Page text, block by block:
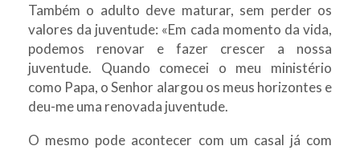
Também o adulto deve maturar, sem perder os
valores da juventude: «Em cada momento da vida,
podemos renovar e fazer crescer a nossa
juventude. Quando comecei o meu ministério
como Papa, o Senhor alargou os meus horizontes e
deu-me uma renovada juventude.
O mesmo pode acontecer com um casal já com